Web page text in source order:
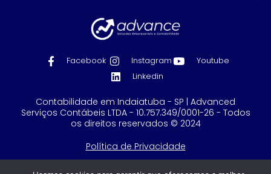
Facebook Instagram
Youtube
Linkedin
Contabilidade em Indaiatuba - SP | Advanced
Serviços Contábeis LTDA - 10.757.349/0001-26 - Todos
os direitos reservados © 2024
Política de Privacidade
Feito com
por GRUPO DPG